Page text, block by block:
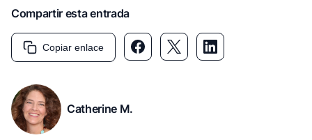
Catherine M.
Compartir esta entrada
Copiar enlace